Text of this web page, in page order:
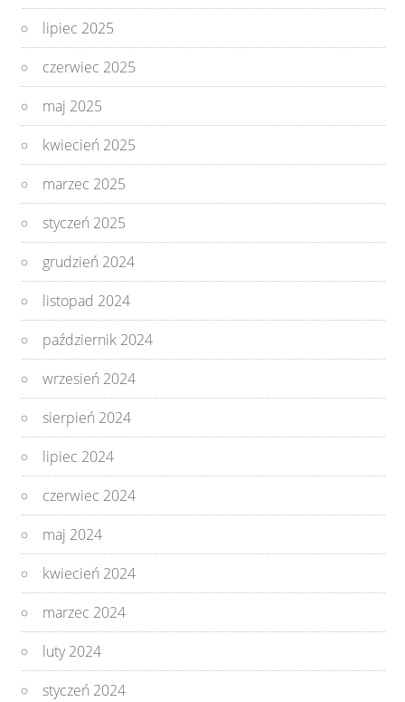
lipiec 2025
czerwiec 2025
maj 2025
kwiecień 2025
marzec 2025
styczeń 2025
grudzień 2024
listopad 2024
październik 2024
wrzesień 2024
sierpień 2024
lipiec 2024
czerwiec 2024
maj 2024
kwiecień 2024
marzec 2024
luty 2024
styczeń 2024